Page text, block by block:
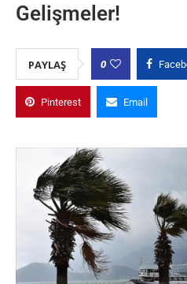
Gelişmeler!
PAYLAŞ 0
Pinterest Email